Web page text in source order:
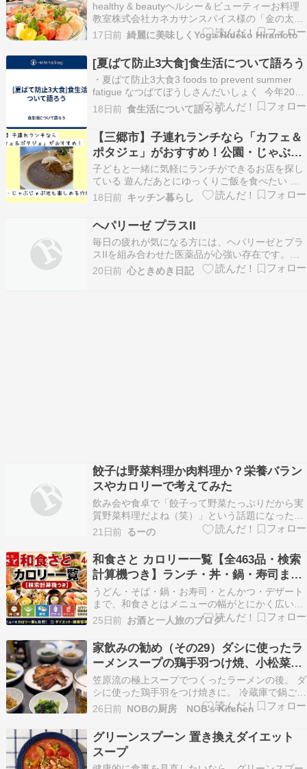
healthy & beautyヘルシー＆ビューティーお料理
教室株式会社カネカサンスパイス様の「金の太陽
花椒 STRONG 」を使って、しびれる桃の彩りサ
ラダを綺麗に美味しくいただきます。本格的な夏
の暑さと湿気がピークになる時期です。旬の果物
やチーズ、魚介類を使ったサラダがご馳…
17日前 綺麗に美味しくYoga Hideko Hiramoto
[夏ばて防止3大食]食生活について語ろう
・夏ばて防止3大食3 foods to prevent summer
fatigue なつばてぼうしさんだいしょく 今年2026
年の7月23日(大暑)は、天ぷらの日 夏の暑さにバ
テないために、大暑の日に天ぷらを食べて元気に
過ごそうということですが、土用の丑の日(7月26
日)のう…
18日前 食生活について語ろう
【三郷市】子連れランチなら「カフェ＆
ポタジェ」がおすすめ！公園・じゃぶじ
ゃぶ池も楽しめる穴場スポット
子どもと一緒に気軽にランチができるお店を探し
ている 遊んだあとにゆっくりご飯を食べたい そ
んな子育て世代におすすめしたいのが、三郷市の
交流センター内にあるカフェ＆ポタジェです。 華
やかなカフェというより、「気軽に利用できて、
栄養バランスの良いランチが食べられる地域の憩
いの場」。…
18日前 キッチン暮らし
ヘパリーゼ プラスII
毎日の疲れが気になる方には、ヘパリーゼとプラ
スIIを組み合わせた医薬品が心強い存在です。栄
養補給を意識したい場面や、忙しい日々を元気に
過ごしたい時に役立つ選択肢だと感じます。ヘパ
20日前 心ときめき日記
餃子は野菜料理か肉料理か？栄養バラン
スやカロリーで考えてみた
飲み会や食卓で「餃子って野菜たっぷりだから実
質野菜料理だよね（笑）」という話題になったこ
とはありませんか？ ご飯のおかずとしてもお酒の
おつまみとしても大活躍する餃子。 お店で食べ比
べするのもいいですし、自宅でみんなで包みなが
ら餃子パーティーするのもいいですよね^^ 結論か
ら言うと…
21日前 るーの
和食さと カロリー一覧【全463品・検索
計算機つき】ランチ・丼・鍋・寿司まで
完全網羅
うどん・そば・鍋・お寿司・とんかつ・デザート
まで、和食さとはメニューの幅がとにかく広いの
が魅力。ですがその分「結局どれが低カロリーな
の？」「今日の注文は何kcalくらいになる？」が
わかりにくいのも事実です。 そこで本記事では、
和食さと公式サイトが公開しているカロリー・塩
分相当量…
25日前 お酒と一人旅のブログ
家飲みの勧め（その29）ダシに使ったラ
ーメンスープの鶏手羽つけ焼、小松菜胡
麻和え、セロリのきんぴら、枝付き黒枝
豆、自家製きゅうりの糠漬け
笠原流の極上スープでつくったラーメンの後。 ダ
シに使った鶏手羽をつけ焼きに。 冷蔵庫で鍋ごと
冷やしておいたダシに使った鶏手羽を 小鍋に移
し、洗双糖、はちみつ、醤油で泡泡するまで煮込
む。 これをパナのグリルに移して茶色い焦げ目が
つくまで焼く。 しっかり煮込まれているので骨か
らほろり…
26日前 NOBの厨房 NOB's Kitchen
グリーンスプーン 置き換えダイエット
スープ